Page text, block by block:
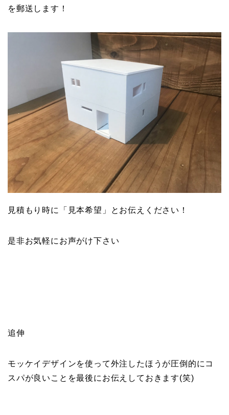
を郵送します！
見積もり時に「見本希望」とお伝えください！
是非お気軽にお声がけ下さい
追伸
モッケイデザインを使って外注したほうが圧倒的にコ
スパが良いことを最後にお伝えしておきます(笑)